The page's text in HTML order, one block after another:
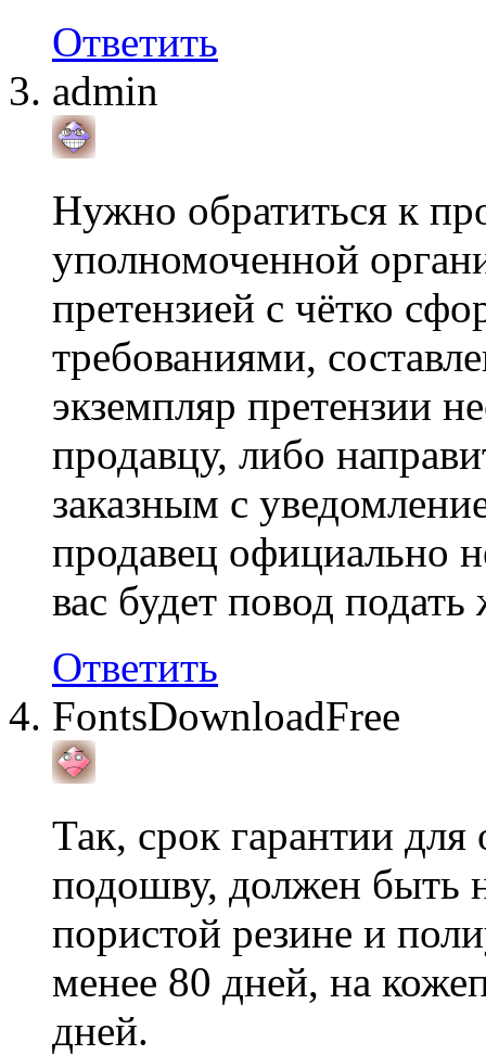
Ответить
admin
Нужно обратиться к
уполномоченной
претензией с чётко
требованиями,
экземпляр претензии
продавцу, либо
заказным с
продавец официально
вас будет повод
Ответить
FontsDownloadFree
Так, срок гарантии
подошву, должен быть
пористой резине и
менее 80 дней, на
дней.